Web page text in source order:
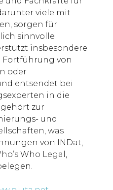
viele mit
sorgen für
sinnvolle
insbesondere
Fortführung von
oder
entsendet bei
in die
zur
und
was
von INDat,
Who Legal,